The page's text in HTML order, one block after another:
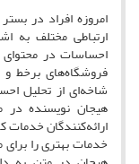
امروزه افراد در
ارتباطی مختلف به
احساسات در محتوای
فروشگاه‌های برخط
شاخه‌ای از تحلیل
هیجان نویسنده در
ارائه‌کنندگان
خدمات بهتری را